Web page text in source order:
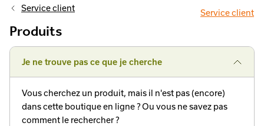
Service client
Produits
Je ne trouve pas ce que je cherche
Vous cherchez un produit, mais il n'est pas (encore)
dans cette boutique en ligne ? Ou vous ne savez pas
comment le rechercher ?
Service client